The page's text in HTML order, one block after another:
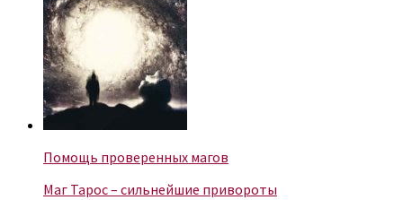
Помощь проверенных магов
Маг Тарос – сильнейшие привороты